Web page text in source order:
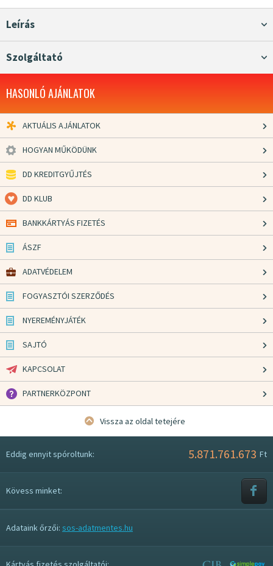
Leírás
Szolgáltató
HASONLÓ AJÁNLATOK
AKTUÁLIS AJÁNLATOK
HOGYAN MŰKÖDÜNK
DD KREDITGYŰJTÉS
DD KLUB
BANKKÁRTYÁS FIZETÉS
ÁSZF
ADATVÉDELEM
FOGYASZTÓI SZERZŐDÉS
NYEREMÉNYJÁTÉK
SAJTÓ
KAPCSOLAT
PARTNERKÖZPONT
Vissza az oldal tetejére
Eddig ennyit spóroltunk: 5.871.761.673 Ft
Kövess minket:
Adataink őrzői: sos-adatmentes.hu